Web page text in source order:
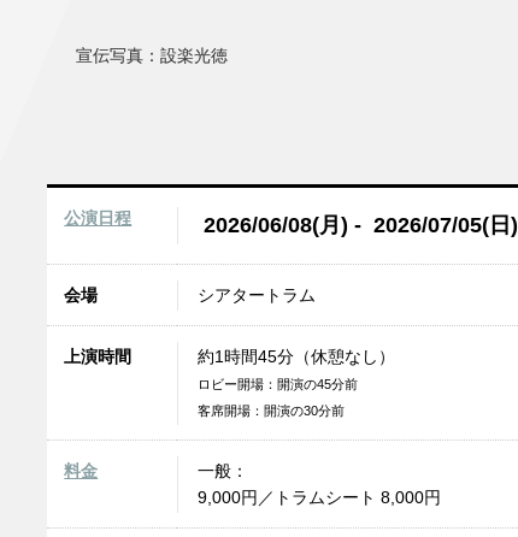
宣伝写真：設楽光徳
演出：白井晃
宣伝写真：設楽光徳
宣伝写真：設楽光徳
演出：白井晃
宣伝写真：設楽光徳
宣伝写真：設楽光徳
公演日程 2026/06/08(月) - 2026/07/05(日)
会場 シアタートラム
上演時間 約1時間45分（休憩なし）
ロビー開場：開演の45分前
客席開場：開演の30分前
料金
一般：
9,000円／トラムシート 8,000円